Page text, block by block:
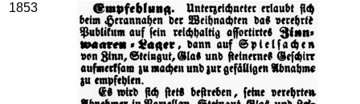
1853